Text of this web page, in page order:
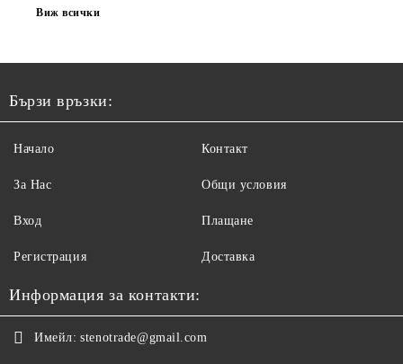
Виж всички
Бързи връзки:
Начало
За Нас
Вход
Регистрация
Контакт
Общи условия
Плащане
Доставка
Информация за контакти:
Имейл: stenotrade@gmail.com